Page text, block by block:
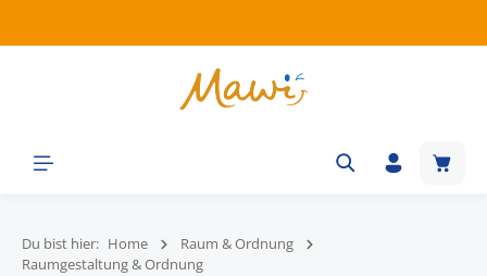
Du bist hier: Home
Raum & Ordnung
Raumgestaltung & Ordnung